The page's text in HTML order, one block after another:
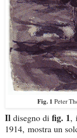
Fig. 1 Peter
Il disegno di fig. 1,
1914, mostra un